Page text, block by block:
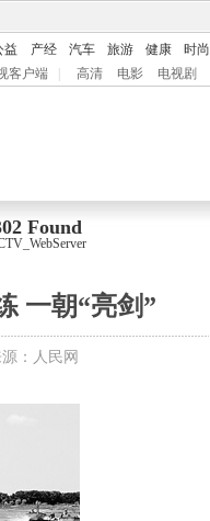
益 产经 汽车 旅游 健康 时尚
客户端 高清 电影 电视剧
Found
一朝“亮剑”
： 人民网